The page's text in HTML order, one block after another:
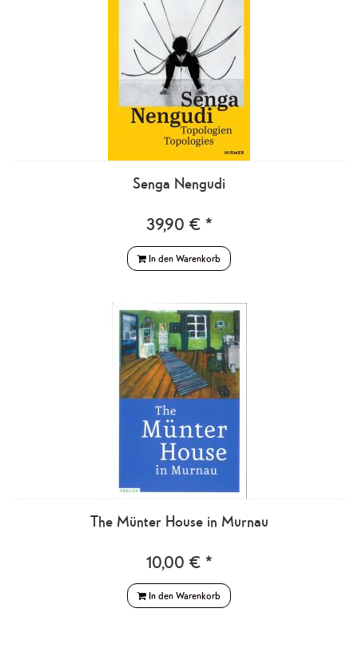
Senga Nengudi
39,90 € *
In den Warenkorb
The Münter House in Murnau
10,00 € *
In den Warenkorb